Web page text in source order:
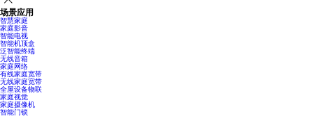
场景应用
智慧家庭
家庭影音
智能电视
智能机顶盒
泛智能终端
无线音箱
家庭网络
有线家庭宽带
无线家庭宽带
全屋设备物联
家庭视觉
家庭摄像机
智能门锁